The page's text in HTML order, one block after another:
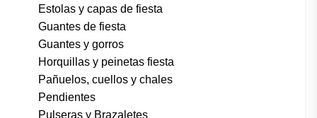
Estolas y capas de fiesta
Guantes de fiesta
Guantes y gorros
Horquillas y peinetas fiesta
Pañuelos, cuellos y chales
Pendientes
Pulseras y Brazaletes